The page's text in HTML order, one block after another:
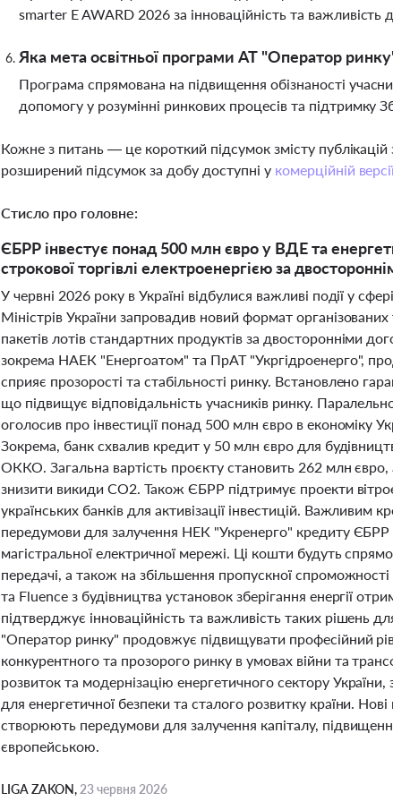
smarter E AWARD 2026 за інноваційність та важливість
Яка мета освітньої програми АТ "Оператор
Програма спрямована на підвищення обізнаності
допомогу у розумінні ринкових процесів та підтримку
Кожне з питань — це короткий підсумок змісту
розширений підсумок за добу доступні у комерційній
Стисло про головне:
ЄБРР інвестує понад 500 млн євро у ВДЕ та
строкової торгівлі електроенергією за
У червні 2026 року в Україні відбулися важливі події у
Міністрів України запровадив новий формат
пакетів лотів стандартних продуктів за двосторонніми
зокрема НАЕК "Енергоатом" та ПрАТ "Укргідроенерго",
сприяє прозорості та стабільності ринку. Встановлено
що підвищує відповідальність учасників ринку.
оголосив про інвестиції понад 500 млн євро в економіку
Зокрема, банк схвалив кредит у 50 млн євро для
ОККО. Загальна вартість проєкту становить 262 млн
знизити викиди CO2. Також ЄБРР підтримує проекти
українських банків для активізації інвестицій.
передумови для залучення НЕК "Укренерго" кредиту ЄБРР
магістральної електричної мережі. Ці кошти будуть
передачі, а також на збільшення пропускної
та Fluence з будівництва установок зберігання енергії
підтверджує інноваційність та важливість таких рішень
"Оператор ринку" продовжує підвищувати професійний
конкурентного та прозорого ринку в умовах війни та
розвиток та модернізацію енергетичного сектору
для енергетичної безпеки та сталого розвитку країни.
створюють передумови для залучення капіталу,
європейською.
LIGA ZAKON, 23 червня 2026